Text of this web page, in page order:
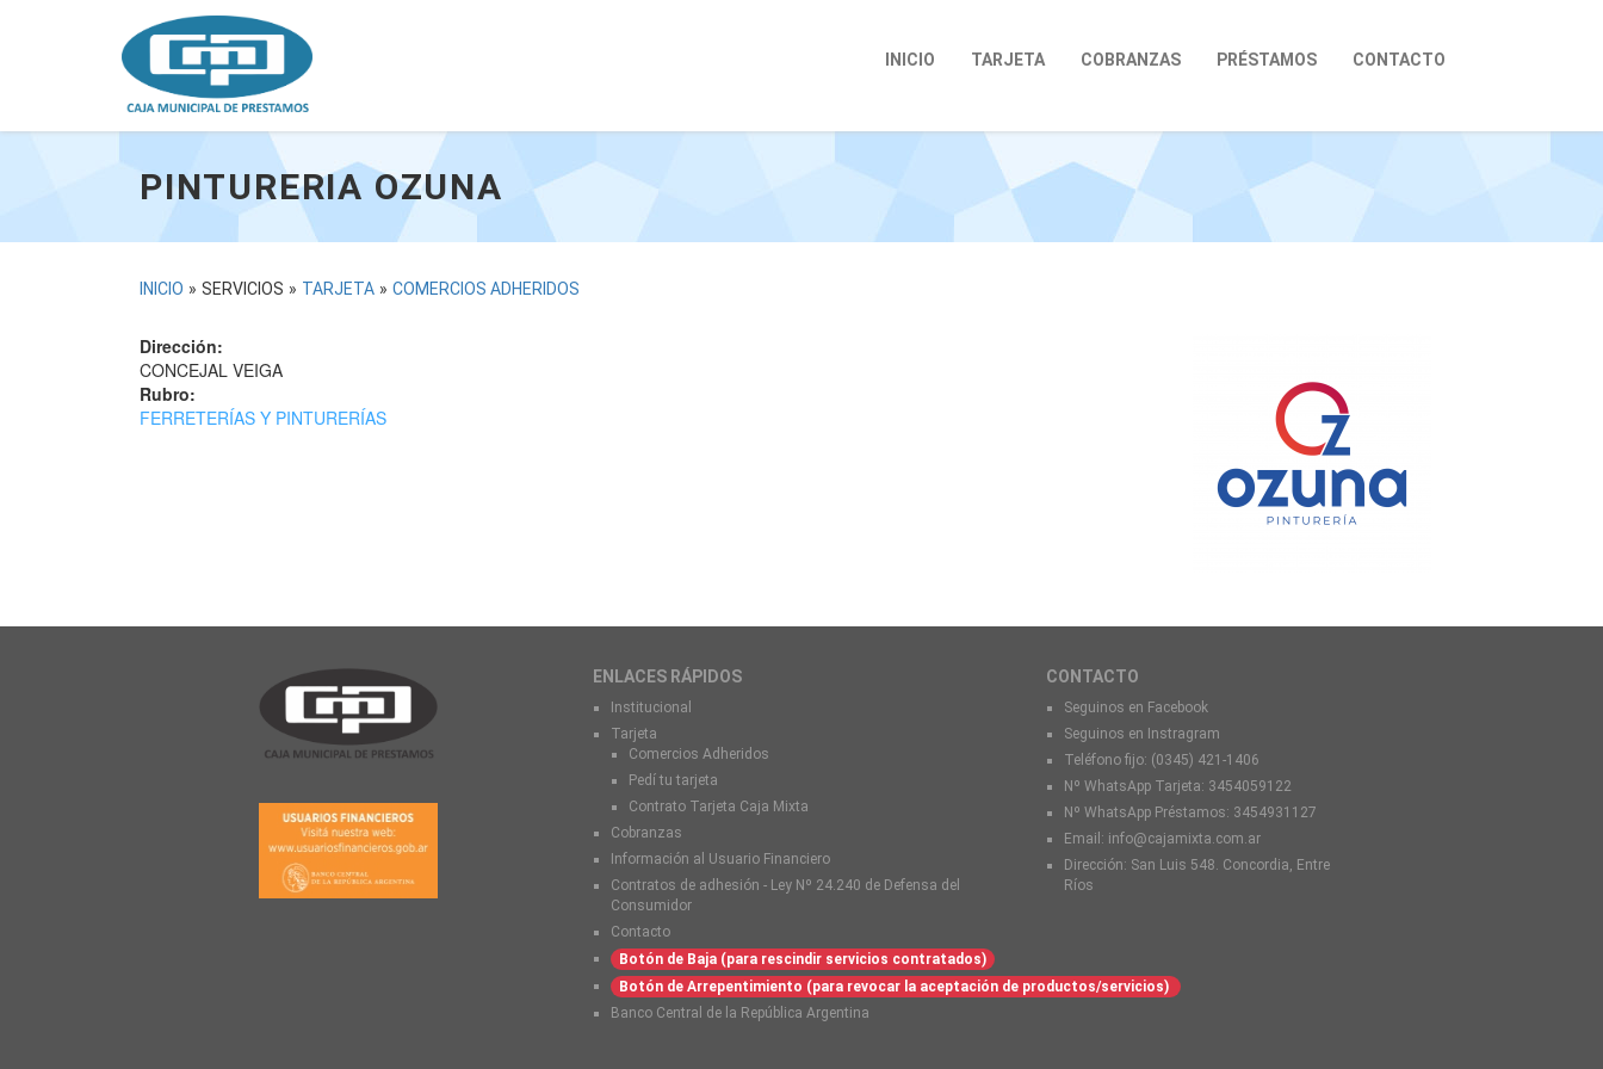
INICIO TARJETA COBRANZAS PRÉSTAMOS CONTACTO
PINTURERIA OZUNA
USTED
AQUÍ
INICIO » SERVICIOS » TARJETA » COMERCIOS ADHERIDOS
Dirección:
CONCEJAL VEIGA
Rubro:
FERRETERÍAS Y PINTURERÍAS
ENLACES RÁPIDOS
Institucional
Tarjeta
Comercios Adheridos
Pedí tu tarjeta
Contrato Tarjeta Caja Mixta
Cobranzas
Información al Usuario Financiero
Contratos de adhesión - Ley Nº 24.240 de Defensa del
Consumidor
Contacto
Botón de Baja (para rescindir servicios contratados)
Botón de Arrepentimiento (para revocar la aceptación de productos/servicios)
Banco Central de la República Argentina
CONTACTO
Seguinos en Facebook
Seguinos en Instragram
Teléfono fijo: (0345) 421-1406
Nº WhatsApp Tarjeta: 3454059122
Nº WhatsApp Préstamos: 3454931127
Email: info@cajamixta.com.ar
Dirección: San Luis 548. Concordia, Entre
Ríos